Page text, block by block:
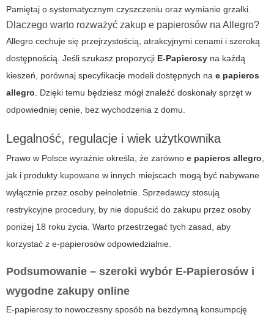
Pamiętaj o systematycznym czyszczeniu oraz wymianie grzałki.
Dlaczego warto rozważyć zakup e papierosów na Allegro?
Allegro cechuje się przejrzystością, atrakcyjnymi cenami i szeroką
dostępnością. Jeśli szukasz propozycji E-Papierosy na każdą
kieszeń, porównaj specyfikacje modeli dostępnych na e papieros
allegro. Dzięki temu będziesz mógł znaleźć doskonały sprzęt w
odpowiedniej cenie, bez wychodzenia z domu.
Legalność, regulacje i wiek użytkownika
Prawo w Polsce wyraźnie określa, że zarówno e papieros allegro,
jak i produkty kupowane w innych miejscach mogą być nabywane
wyłącznie przez osoby pełnoletnie. Sprzedawcy stosują
restrykcyjne procedury, by nie dopuścić do zakupu przez osoby
poniżej 18 roku życia. Warto przestrzegać tych zasad, aby
korzystać z e-papierosów odpowiedzialnie.
Podsumowanie – szeroki wybór E-Papierosów i
wygodne zakupy online
E-papierosy to nowoczesny sposób na bezdymną konsumpcję